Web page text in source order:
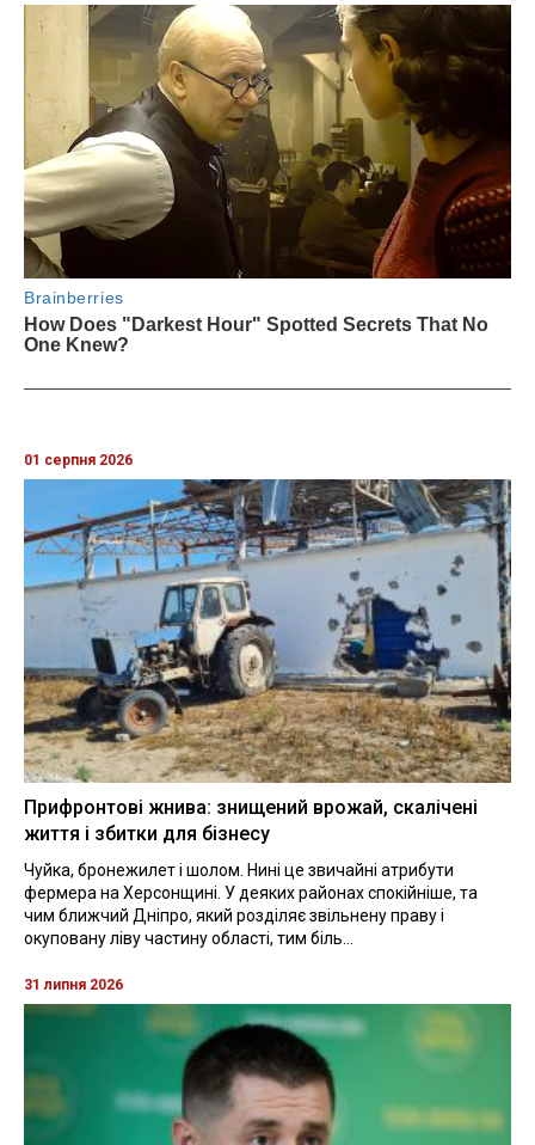
01 серпня 2026
Прифронтові жнива: знищений врожай, скалічені
життя і збитки для бізнесу
Чуйка, бронежилет і шолом. Нині це звичайні атрибути
фермера на Херсонщині. У деяких районах спокійніше, та
чим ближчий Дніпро, який розділяє звільнену праву і
окуповану ліву частину області, тим біль...
31 липня 2026